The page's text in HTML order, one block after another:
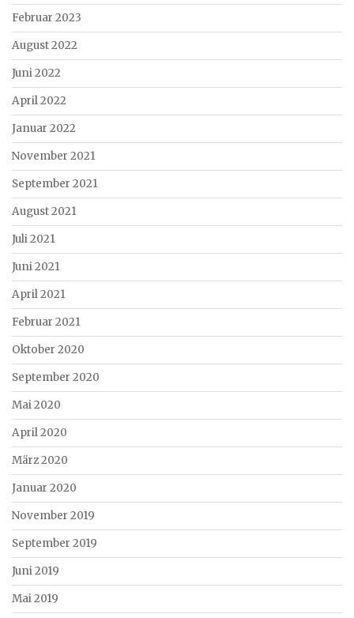
Februar 2023
August 2022
Juni 2022
April 2022
Januar 2022
November 2021
September 2021
August 2021
Juli 2021
Juni 2021
April 2021
Februar 2021
Oktober 2020
September 2020
Mai 2020
April 2020
März 2020
Januar 2020
November 2019
September 2019
Juni 2019
Mai 2019